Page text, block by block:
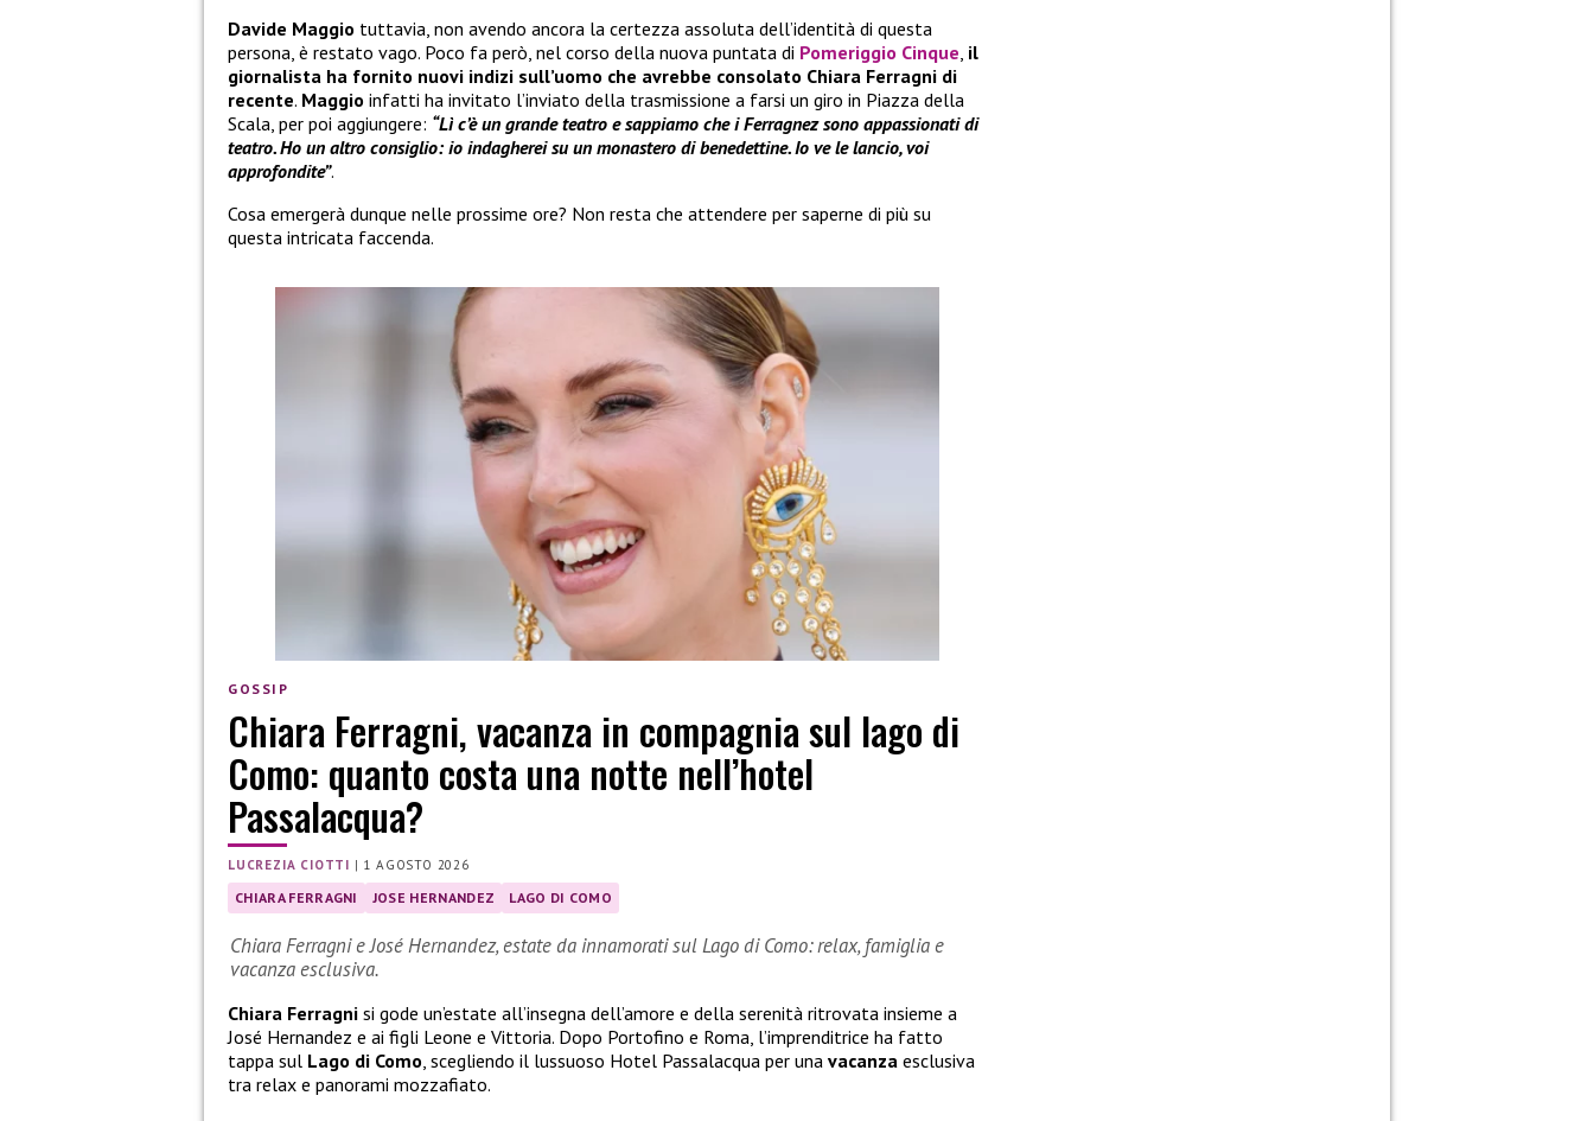
Davide Maggio tuttavia, non avendo ancora la certezza assoluta dell’identità di questa
persona, è restato vago. Poco fa però, nel corso della nuova puntata di Pomeriggio Cinque, il
giornalista ha fornito nuovi indizi sull’uomo che avrebbe consolato Chiara Ferragni di
recente. Maggio infatti ha invitato l’inviato della trasmissione a farsi un giro in Piazza della
Scala, per poi aggiungere: “Lì c’è un grande teatro e sappiamo che i Ferragnez sono appassionati di
teatro. Ho un altro consiglio: io indagherei su un monastero di benedettine. Io ve le lancio, voi
approfondite”.
Cosa emergerà dunque nelle prossime ore? Non resta che attendere per saperne di più su
questa intricata faccenda.
GOSSIP
Chiara Ferragni, vacanza in compagnia sul lago di
Como: quanto costa una notte nell’hotel
Passalacqua?
LUCREZIA CIOTTI | 1 AGOSTO 2026
CHIARA FERRAGNI JOSE HERNANDEZ LAGO DI COMO
Chiara Ferragni e José Hernandez, estate da innamorati sul Lago di Como: relax, famiglia e
vacanza esclusiva.
Chiara Ferragni si gode un’estate all’insegna dell’amore e della serenità ritrovata insieme a
José Hernandez e ai figli Leone e Vittoria. Dopo Portofino e Roma, l’imprenditrice ha fatto
tappa sul Lago di Como, scegliendo il lussuoso Hotel Passalacqua per una vacanza esclusiva
tra relax e panorami mozzafiato.